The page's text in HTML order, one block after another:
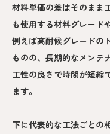
材料単価の差はそのまま
も使用する材料グレード
例えば高耐候グレードの
ものの、長期的なメンテ
工性の良さで時間が短縮
ます。
下に代表的な工法ごとの